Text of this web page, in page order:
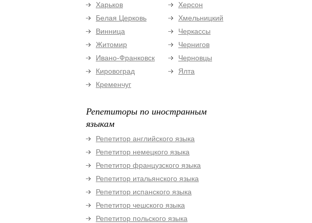
Харьков
Белая Церковь
Винница
Житомир
Ивано-Франковск
Кировоград
Кременчуг
Херсон
Хмельницкий
Черкассы
Чернигов
Черновцы
Ялта
Репетиторы по иностранным
языкам
Репетитор английского языка
Репетитор немецкого языка
Репетитор французского языка
Репетитор итальянского языка
Репетитор испанского языка
Репетитор чешского языка
Репетитор польского языка